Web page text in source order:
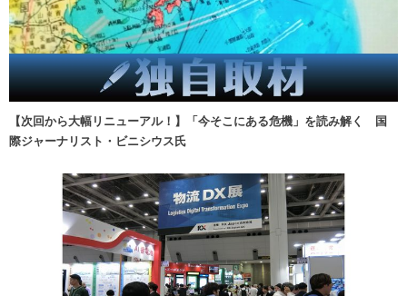
【次回から大幅リニューアル！】「今そこにある危機」を読み解く 国
際ジャーナリスト・ビニシウス氏